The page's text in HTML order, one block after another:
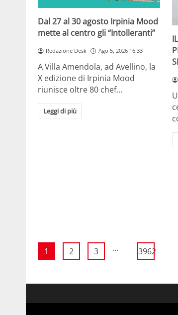
Dal 27 al 30 agosto Irpinia Mood
mette al centro gli “Intolleranti”
Redazione Desk Ago 5, 2026 16:33
A Villa Amendola, ad Avellino, la
X edizione di Irpinia Mood
riunisce oltre 80 chef…
Leggi di più
1 2 3 ... 3962